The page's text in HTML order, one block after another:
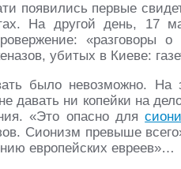
появились первые
На другой день, 17
убитых в Киеве:
было невозможно. На
давать ни копейки на
«Это опасно для
Сионизм превыше
европейских евреев»…